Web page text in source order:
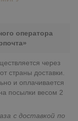
оператора
через
страны доставки.
и оплачивается
посылки весом 2
с доставкой по